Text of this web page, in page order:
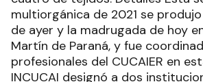
multiorgánica de 2021 se
de ayer y la madrugada de hoy
Martín de Paraná, y fue
profesionales del CUCAIER en
INCUCAI designó a dos